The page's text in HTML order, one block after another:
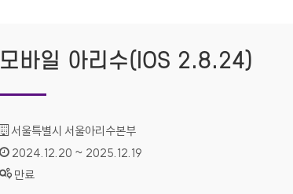
모바일 아리수(IOS 2.8.24)
기관명 :
서울특별시 서울아리수본부
인증기간 :
2024.12.20 ~ 2025.12.19
상태 :
만료